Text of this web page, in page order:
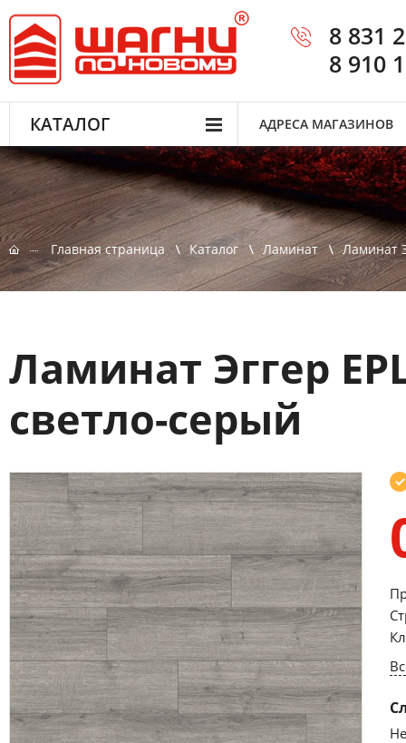
8 831
8 910
КАТАЛОГ АДРЕСА МАГАЗИНОВ
Главная страница Каталог Ламинат Ламинат
Ламинат Эггер
светло-серый